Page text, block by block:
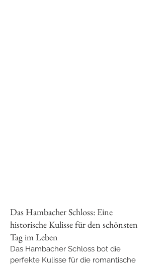
Das Hambacher Schloss: Eine
historische Kulisse für den schönsten
Tag im Leben
Das Hambacher Schloss bot die
perfekte Kulisse für die romantische